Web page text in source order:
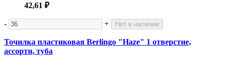
42,61 ₽
- + Нет в наличии
Точилка пластиковая Berlingo "Haze" 1 отверстие,
ассорти, туба